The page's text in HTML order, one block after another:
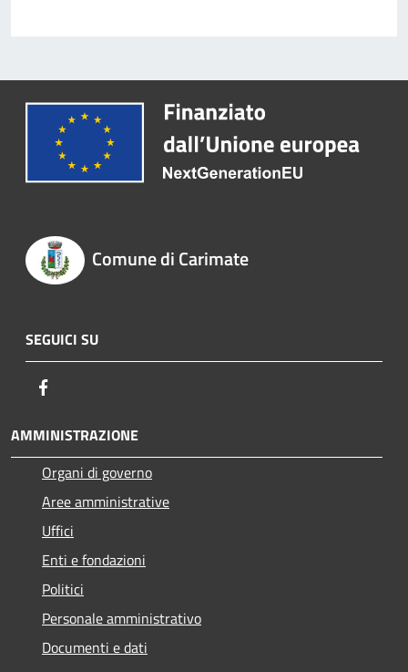
Comune di Carimate
SEGUICI SU
AMMINISTRAZIONE
Organi di governo
Aree amministrative
Uffici
Enti e fondazioni
Politici
Personale amministrativo
Documenti e dati